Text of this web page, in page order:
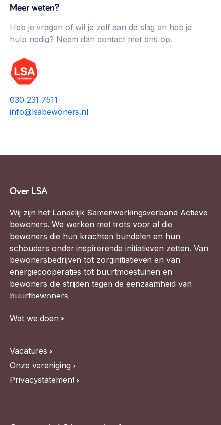
Meer weten?
Heb je vragen of wil je zelf aan de slag en heb je
hulp nodig? Neem dan contact met ons op.
030 231 7511
info@lsabewoners.nl
Over LSA
Wij zijn het Landelijk Samenwerkingsverband Actieve
bewoners. We werken met trots voor al die
bewoners die hun krachten bundelen en hun
schouders onder inspirerende initiatieven zetten. Van
bewonersbedrijven tot zorginitiatieven en van
energiecoöperaties tot buurtmoestuinen en
bewoners die strijden tegen de eenzaamheid van
buurtbewoners.
Wat we doen
Vacatures
Onze vereniging
Privacystatement